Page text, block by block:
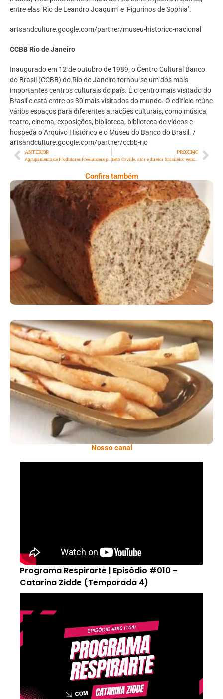
entre elas ‘Rio de Leandro Joaquim’ e ‘Figurinos de Sophia’.
artsandculture.google.com/partner/museu-historico-nacional
CCBB Rio de Janeiro
Inaugurado em 12 de outubro de 1989, o Centro Cultural Banco
do Brasil (CCBB) do Rio de Janeiro tornou-se um dos mais
importantes centros culturais do país. É o centro mais visitado do
Brasil e está entre os 30 mais visitados do mundo. O edifício reúne
vários espaços para diferentes atrações culturais, como música,
teatro, cinema, exposições, biblioteca, biblioteca de vídeos e
hospeda o Arquivo Histórico e o Museu do Banco do Brasil. /
artsandculture.google.com/partner/ccbb-rio
ANTERIOR PRÓXIMO
Beto Coville, ator e diretor brasileiro vence prêmio de cinema em Los Angeles
Confira também
Comer Bem: Pão Low Carb
Comer Bem: Palitinhos De Cebola E Salsa
Nosso canal
Programa Respirarte | Episódio #010 -
Catarina Zidde (Temporada 4)